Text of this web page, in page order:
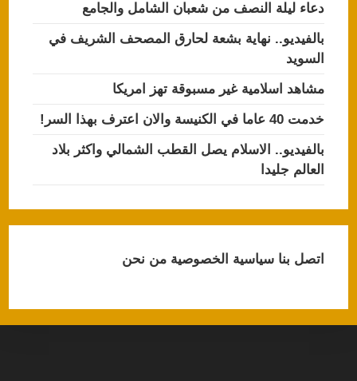
دعاء ليلة النصف من شعبان الشامل والجامع
بالفيديو.. نهاية بشعة لحارق المصحف الشريف في
السويد
مشاهد اسلامية غير مسبوقة تهز امريكا
خدمت 40 عاما في الكنيسة والان اعترف بهذا السر!
بالفيديو.. الاسلام يصل القطب الشمالي واكثر بلاد
العالم جليدا
اتصل بناسياسية الخصوصيةمن نحن